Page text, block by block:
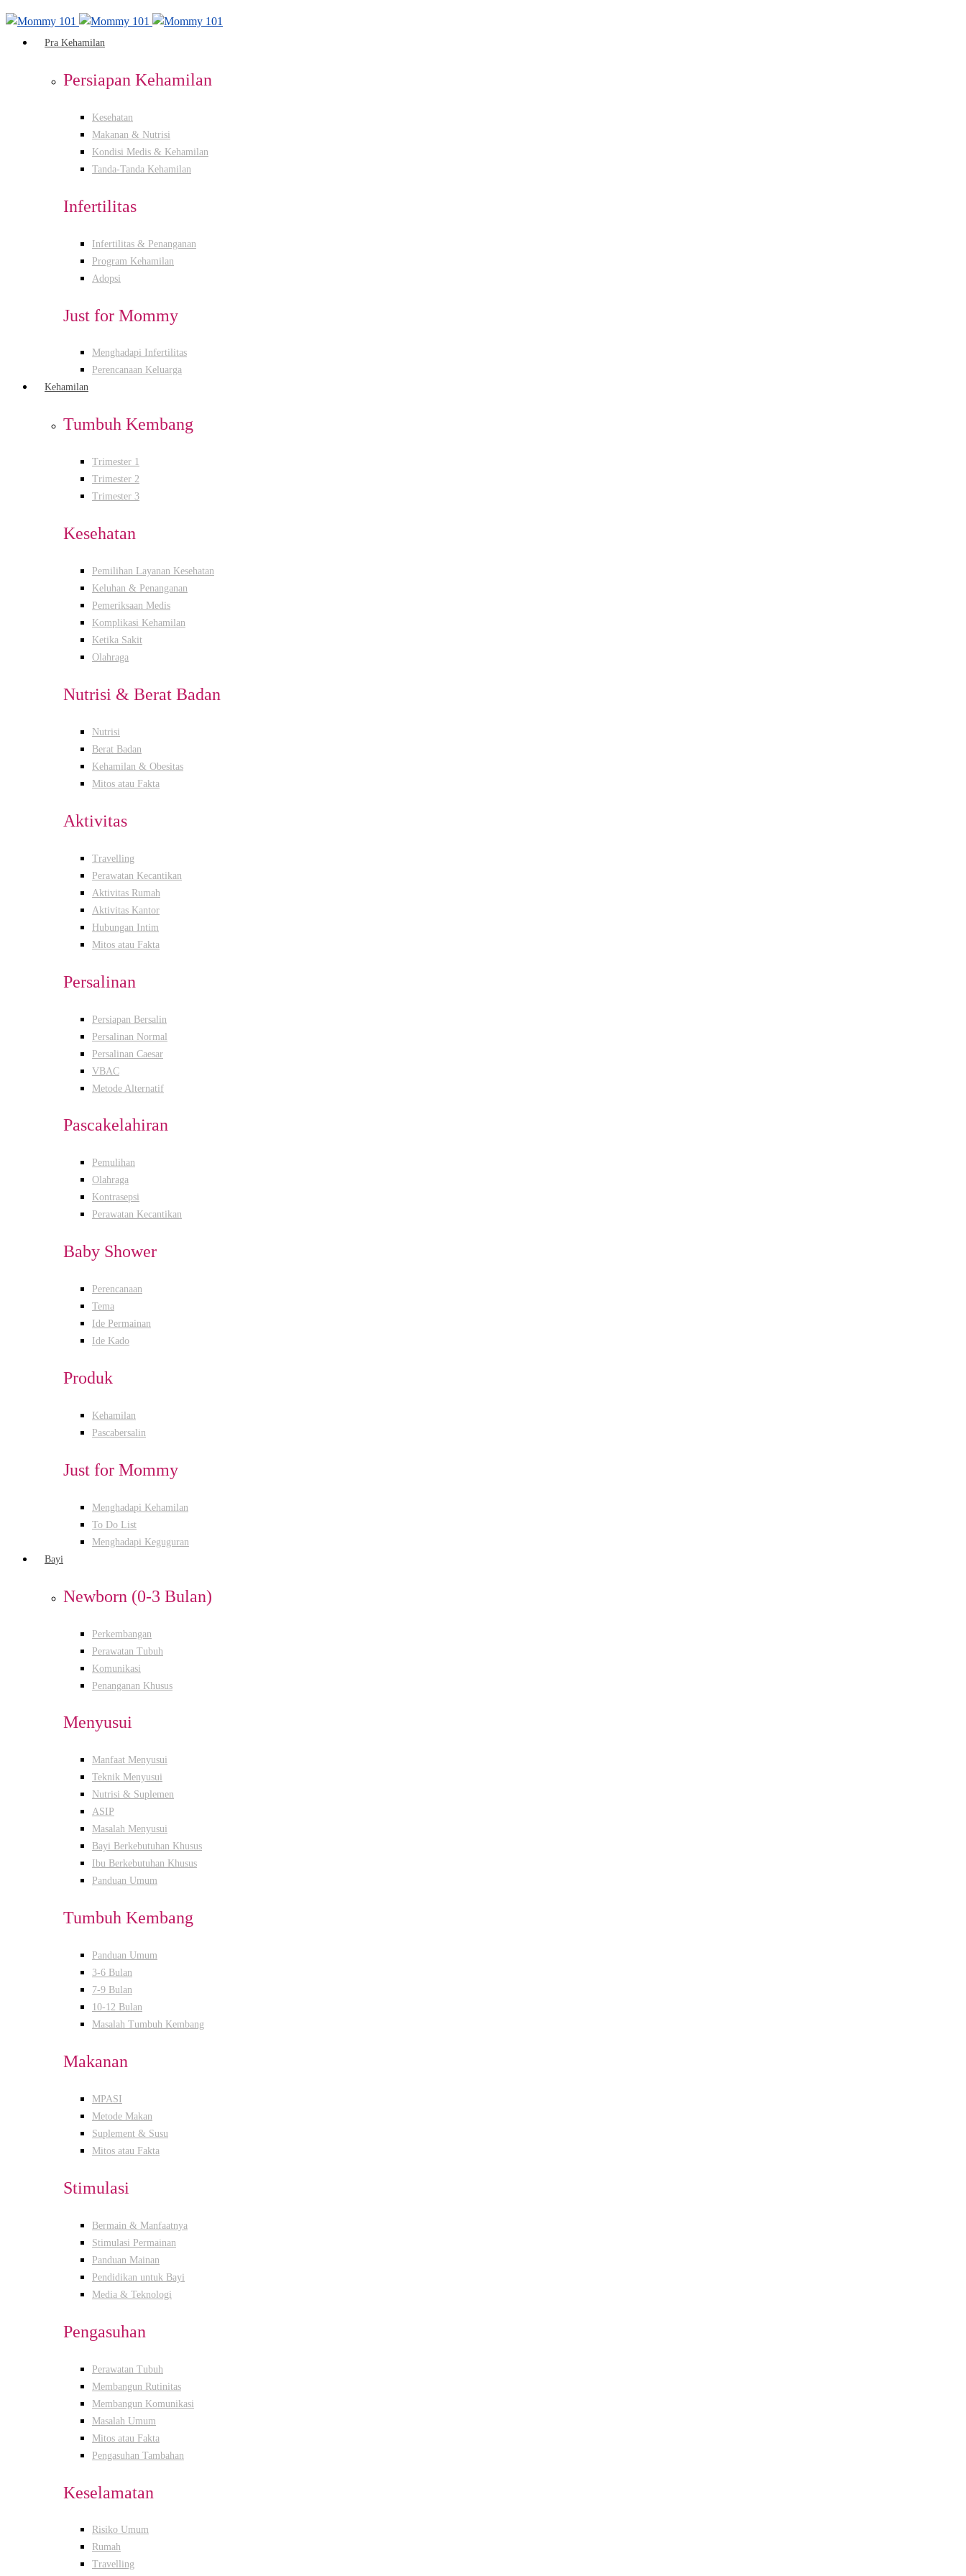
Pra Kehamilan
Persiapan Kehamilan
Kesehatan
Makanan & Nutrisi
Kondisi Medis & Kehamilan
Tanda-Tanda Kehamilan
Infertilitas
Infertilitas & Penanganan
Program Kehamilan
Adopsi
Just for Mommy
Menghadapi Infertilitas
Perencanaan Keluarga
Kehamilan
Tumbuh Kembang
Trimester 1
Trimester 2
Trimester 3
Kesehatan
Pemilihan Layanan Kesehatan
Keluhan & Penanganan
Pemeriksaan Medis
Komplikasi Kehamilan
Ketika Sakit
Olahraga
Nutrisi & Berat Badan
Nutrisi
Berat Badan
Kehamilan & Obesitas
Mitos atau Fakta
Aktivitas
Travelling
Perawatan Kecantikan
Aktivitas Rumah
Aktivitas Kantor
Hubungan Intim
Mitos atau Fakta
Persalinan
Persiapan Bersalin
Persalinan Normal
Persalinan Caesar
VBAC
Metode Alternatif
Pascakelahiran
Pemulihan
Olahraga
Kontrasepsi
Perawatan Kecantikan
Baby Shower
Perencanaan
Tema
Ide Permainan
Ide Kado
Produk
Kehamilan
Pascabersalin
Just for Mommy
Menghadapi Kehamilan
To Do List
Menghadapi Keguguran
Bayi
Newborn (0-3 Bulan)
Perkembangan
Perawatan Tubuh
Komunikasi
Penanganan Khusus
Menyusui
Manfaat Menyusui
Teknik Menyusui
Nutrisi & Suplemen
ASIP
Masalah Menyusui
Bayi Berkebutuhan Khusus
Ibu Berkebutuhan Khusus
Panduan Umum
Tumbuh Kembang
Panduan Umum
3-6 Bulan
7-9 Bulan
10-12 Bulan
Masalah Tumbuh Kembang
Makanan
MPASI
Metode Makan
Suplement & Susu
Mitos atau Fakta
Stimulasi
Bermain & Manfaatnya
Stimulasi Permainan
Panduan Mainan
Pendidikan untuk Bayi
Media & Teknologi
Pengasuhan
Perawatan Tubuh
Membangun Rutinitas
Membangun Komunikasi
Masalah Umum
Mitos atau Fakta
Pengasuhan Tambahan
Keselamatan
Risiko Umum
Rumah
Travelling